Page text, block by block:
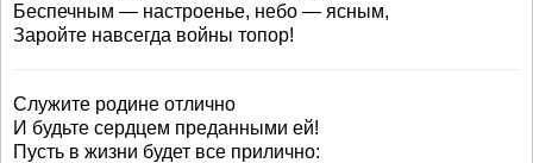
Беспечным — настроенье, небо — ясным,
Заройте навсегда войны топор!
Служите родине отлично
И будьте сердцем преданными ей!
Пусть в жизни будет все прилично: